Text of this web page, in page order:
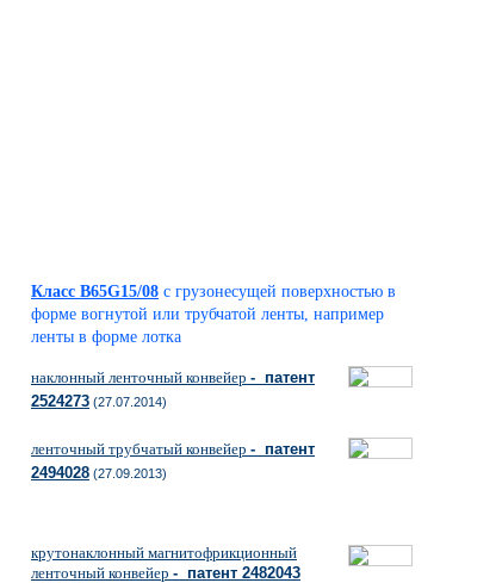
Класс B65G15/08 с грузонесущей поверхностью в
форме вогнутой или трубчатой ленты, например
ленты в форме лотка
наклонный ленточный конвейер - патент
2524273 (27.07.2014)
ленточный трубчатый конвейер - патент
2494028 (27.09.2013)
крутонаклонный магнитофрикционный
ленточный конвейер - патент 2482043